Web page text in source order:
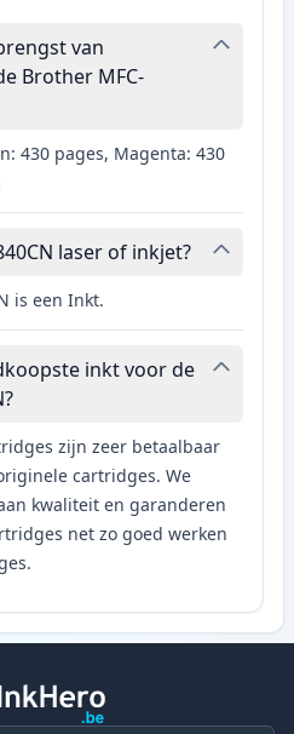
van
Brother MFC-
430 pages, Magenta: 430
laser of inkjet?
is een Inkt.
inkt voor de
zijn zeer betaalbaar
cartridges. We
kwaliteit en garanderen
net zo goed werken